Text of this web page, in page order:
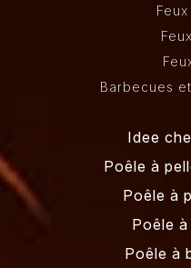
Barbecues
Idee
Poêle à
Poêle à
Poêle
Poêle à